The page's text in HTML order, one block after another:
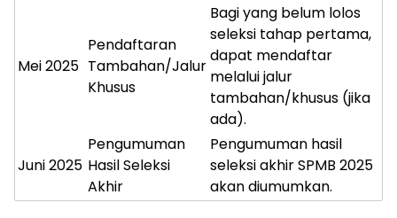
Mei 2025
Pendaftaran
Tambahan/Jalur
Khusus
Bagi yang belum lolos
seleksi tahap pertama,
dapat mendaftar
melalui jalur
tambahan/khusus (jika
ada).
Juni 2025
Pengumuman
Hasil Seleksi
Akhir
Pengumuman hasil
seleksi akhir SPMB 2025
akan diumumkan.